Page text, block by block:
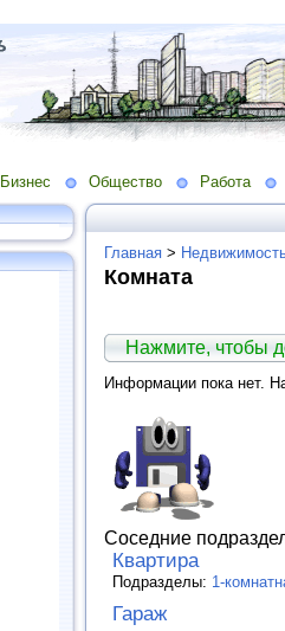
Бизнес Общество Работа
Главная >
Комната
Нажмите, чтобы
Информации пока нет.
Соседние
Квартира
Подразделы: 1-
Гараж